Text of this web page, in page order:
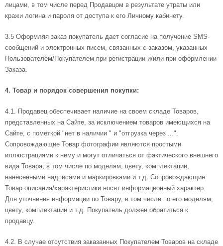
лицами, в том числе перед Продавцом в результате утраты или
кражи логина и пароля от доступа к его Личному кабинету.
3.5 Оформляя заказ покупатель дает согласие на получение SMS-
сообщений и электронных писем, связанных с заказом, указанных
Пользователем/Покупателем при регистрации и/или при оформлении
Заказа.
4. Товар и порядок совершения покупки:
4.1. Продавец обеспечивает наличие на своем складе Товаров,
представленных на Сайте, за исключением товаров имеющихся на
Сайте, с пометкой "нет в наличии " и "отгрузка через ...".
Сопровождающие Товар фотографии являются простыми
иллюстрациями к нему и могут отличаться от фактического внешнего
вида Товара, в том числе по моделям, цвету, комплектации,
нанесенными надписями и маркировками и т.д. Сопровождающие
Товар описания/характеристики носят информационный характер.
Для уточнения информации по Товару, в том числе по его моделям,
цвету, комплектации и т.д. Покупатель должен обратиться к
продавцу.
4.2. В случае отсутствия заказанных Покупателем Товаров на складе